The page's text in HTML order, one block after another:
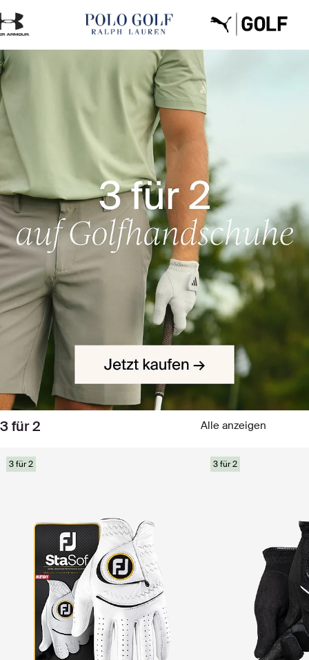
3 für 2 Alle anzeigen
3 für 2 3 für 2